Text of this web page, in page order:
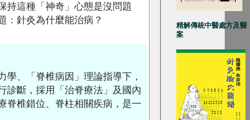
精解傳統中醫處方及醫
案
持這種「神奇」心態是沒問題
：針灸為什麼能治病？
學、「脊椎病因」理論指導下，
診斷，採用「治脊療法」及國內
脊椎錯位、脊柱相關疾病，是一